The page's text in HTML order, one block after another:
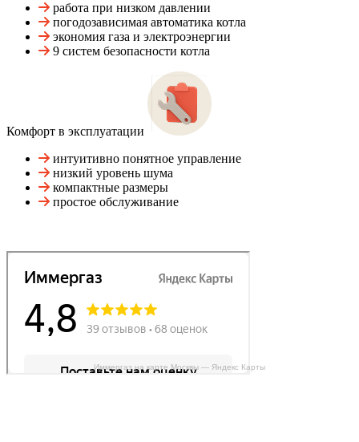
работа при низком давлении
погодозависимая автоматика котла
экономия газа и электроэнергии
9 систем безопасности котла
Комфорт в эксплуатации
интуитивно понятное управление
низкий уровень шума
компактные размеры
простое обслуживание
Иммергаз на карте Москвы — Яндекс Карты